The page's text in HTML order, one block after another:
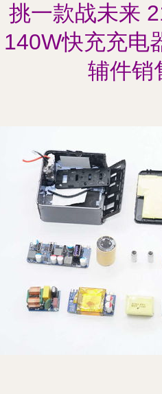
挑一款战未来
140W快充充电
辅件销